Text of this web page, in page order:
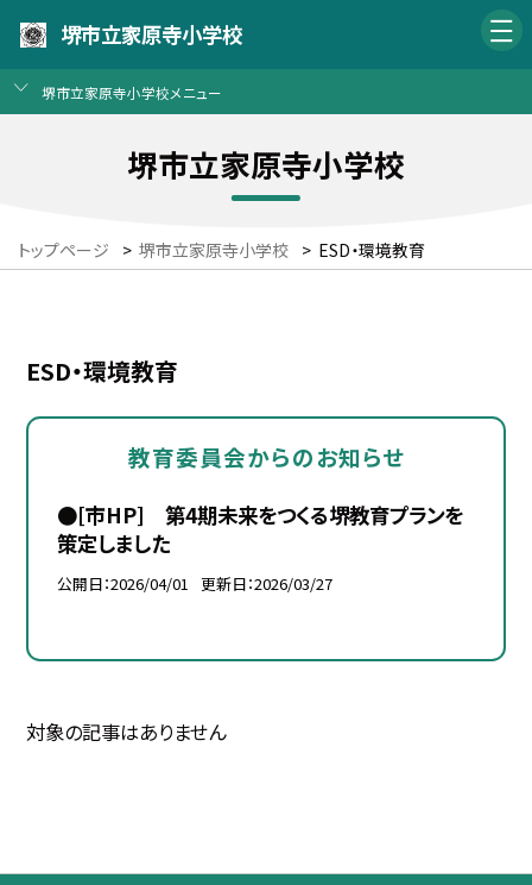
堺市立家原寺小学校
堺市立家原寺小学校メニュー
堺市立家原寺小学校
トップページ > 堺市立家原寺小学校 > ESD・環境教育
ESD・環境教育
教育委員会からのお知らせ
●[市HP] 第4期未来をつくる堺教育プランを
策定しました
公開日 2026/04/01 更新日 2026/03/27
対象の記事はありません